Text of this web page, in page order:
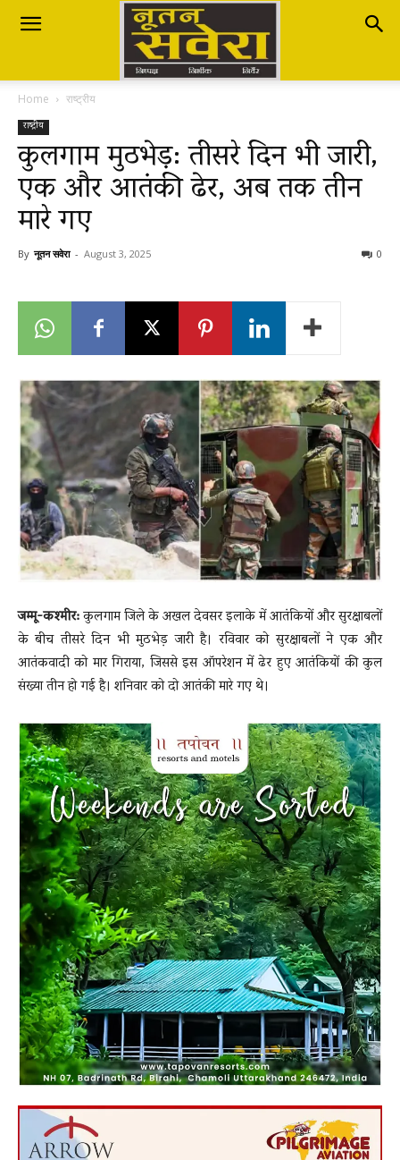
Nutan
Savera
नूतन
सवेरा
Breaking
News
LIVE
Home राष्ट्रीय
राष्ट्रीय
कुलगाम मुठभेड़: तीसरे दिन भी जारी,
एक और आतंकी ढेर, अब तक तीन
मारे गए
By नूतन सवेरा - August 3, 2025 0
जम्मू-कश्मीर:कुलगाम जिले के अखल देवसर इलाके में आतंकियों और सुरक्षाबलों
के बीच तीसरे दिन भी मुठभेड़ जारी है। रविवार को सुरक्षाबलों ने एक और
आतंकवादी को मार गिराया, जिससे इस ऑपरेशन में ढेर हुए आतंकियों की कुल
संख्या तीन हो गई है। शनिवार को दो आतंकी मारे गए थे।